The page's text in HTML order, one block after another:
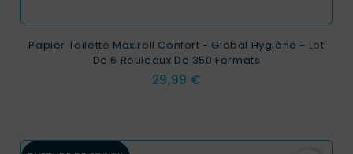
Papier Toilette Maxiroll Confort - Global Hygiène - Lot
De 6 Rouleaux De 350 Formats
Prix
29,99 €